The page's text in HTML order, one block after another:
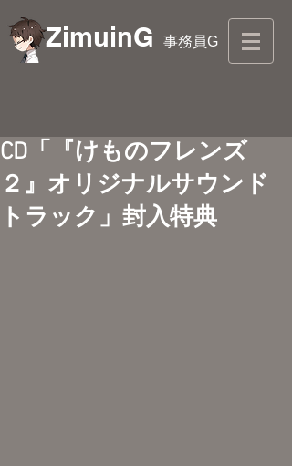
ZimuinG 事務員G
CD「『けものフレンズ
２』オリジナルサウンド
トラック」封入特典